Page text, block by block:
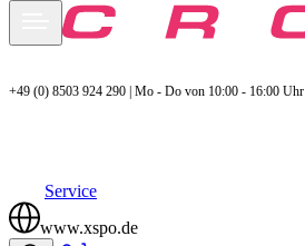
+49 (0) 8503 924 290 | Mo - Do von 10:00 - 16:00 Uhr
Service
www.xspo.de